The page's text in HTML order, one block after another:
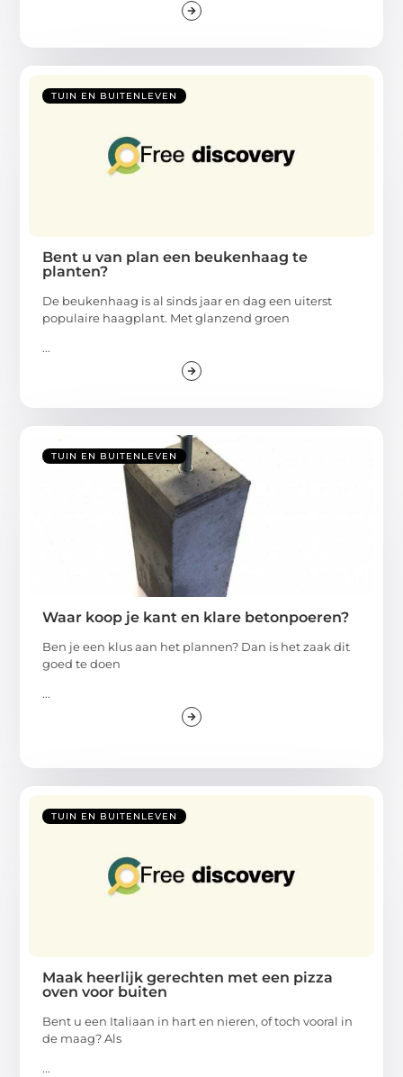
TUIN EN BUITENLEVEN
Bent u van plan een beukenhaag te
planten?
De beukenhaag is al sinds jaar en dag een uiterst
populaire haagplant. Met glanzend groen
...
TUIN EN BUITENLEVEN
Waar koop je kant en klare betonpoeren?
Ben je een klus aan het plannen? Dan is het zaak dit
goed te doen
...
TUIN EN BUITENLEVEN
Maak heerlijk gerechten met een pizza
oven voor buiten
Bent u een Italiaan in hart en nieren, of toch vooral in
de maag? Als
...